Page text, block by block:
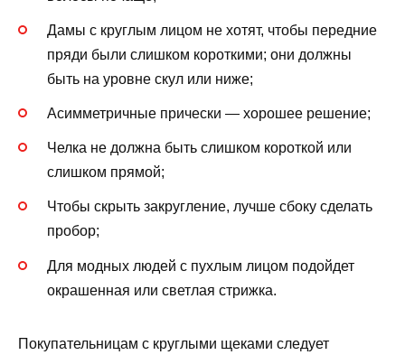
Дамы с круглым лицом не хотят, чтобы передние
пряди были слишком короткими; они должны
быть на уровне скул или ниже;
Асимметричные прически — хорошее решение;
Челка не должна быть слишком короткой или
слишком прямой;
Чтобы скрыть закругление, лучше сбоку сделать
пробор;
Для модных людей с пухлым лицом подойдет
окрашенная или светлая стрижка.
Покупательницам с круглыми щеками следует